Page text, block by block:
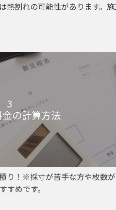
熱割れの可能性があります。
3
の計算方法
り！※採寸が苦手な方や枚数
すめです。